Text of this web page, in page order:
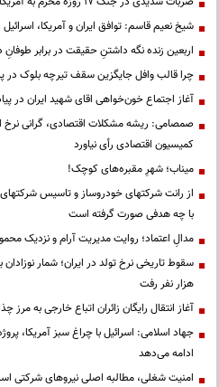
شیخ نعیم قاسم: توافق ایران و آمریکا، اسرائیل
اربعین زنده نگه داشتنِ حقیقت در برابر
چرا قالب وافل جایگزین سقف تیرچه بلوک
آغاز اجتماع خون‌خواهی اقای شهید ایران در
صمصامی: ریشه مشکلات اقتصادی، گرانی
کمیسیون اقتصادی رأی نیاورد
میناب؛ شهرِ مقبره‌های کوچک!
از رانت‌ شرکتهای خودروساز و تاسیس شرکتهای
با چه هدفی صورت گرفته است
مدالِ اعتماد؛ روایت مدیریت آرام و نزدیک
هزار نفر رفت
آغاز انتقال رایگان زائران اتباع خارجی به مرز
جهاد اسلامی: اسرائیل با چراغ سبز آمریکا،
ادامه می‌دهد
‌امنیت شغلی، مطالبه اصلی نیروهای شرکتی